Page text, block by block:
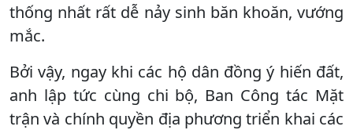
thống nhất rất dễ nảy sinh băn khoăn, vướng
mắc.
Bởi vậy, ngay khi các hộ dân đồng ý hiến đất,
anh lập tức cùng chi bộ, Ban Công tác Mặt
trận và chính quyền địa phương triển khai các